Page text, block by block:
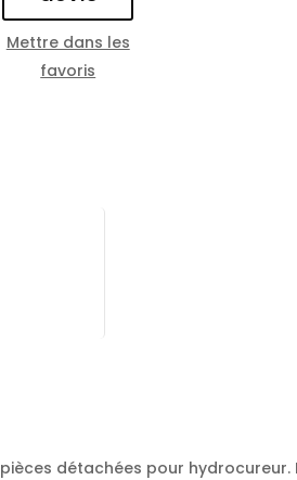
Mettre dans les
favoris
détachées pour